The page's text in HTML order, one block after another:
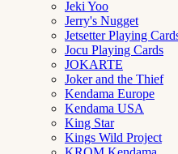
Jeki Yoo
Jerry's Nugget
Jetsetter Playing
Jocu Playing Cards
JOKARTE
Joker and the Thief
Kendama Europe
Kendama USA
King Star
Kings Wild Project